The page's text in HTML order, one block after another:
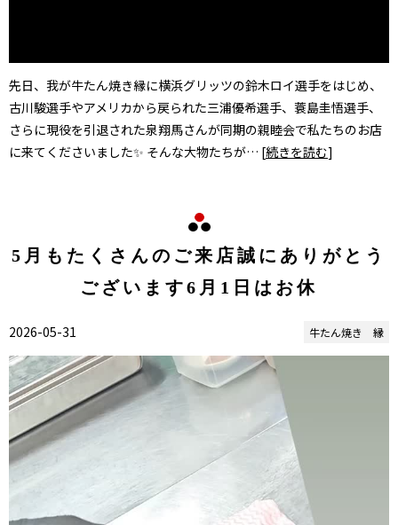
先日、我が牛たん焼き縁に横浜グリッツの鈴木ロイ選手をはじめ、
古川駿選手やアメリカから戻られた三浦優希選手、蓑島圭悟選手、
さらに現役を引退された泉翔馬さんが同期の親睦会で私たちのお店
に来てくださいました✨ そんな大物たちが… [続きを読む]
5月もたくさんのご来店誠にありがとう
ございます6月1日はお休
2026-05-31 牛たん焼き 縁